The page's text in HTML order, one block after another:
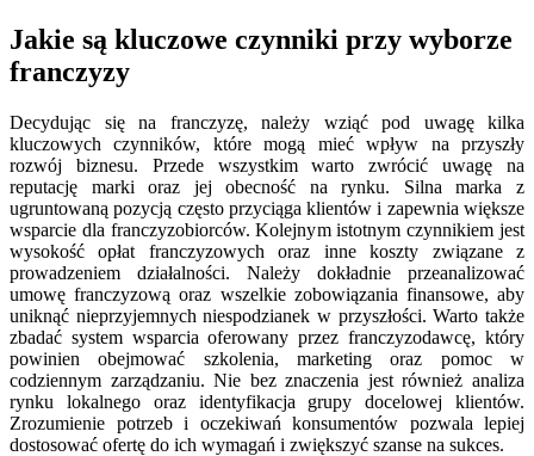
Jakie są kluczowe czynniki przy wyborze
franczyzy
Decydując się na franczyzę, należy wziąć pod uwagę kilka
kluczowych czynników, które mogą mieć wpływ na przyszły
rozwój biznesu. Przede wszystkim warto zwrócić uwagę na
reputację marki oraz jej obecność na rynku. Silna marka z
ugruntowaną pozycją często przyciąga klientów i zapewnia większe
wsparcie dla franczyzobiorców. Kolejnym istotnym czynnikiem jest
wysokość opłat franczyzowych oraz inne koszty związane z
prowadzeniem działalności. Należy dokładnie przeanalizować
umowę franczyzową oraz wszelkie zobowiązania finansowe, aby
uniknąć nieprzyjemnych niespodzianek w przyszłości. Warto także
zbadać system wsparcia oferowany przez franczyzodawcę, który
powinien obejmować szkolenia, marketing oraz pomoc w
codziennym zarządzaniu. Nie bez znaczenia jest również analiza
rynku lokalnego oraz identyfikacja grupy docelowej klientów.
Zrozumienie potrzeb i oczekiwań konsumentów pozwala lepiej
dostosować ofertę do ich wymagań i zwiększyć szanse na sukces.